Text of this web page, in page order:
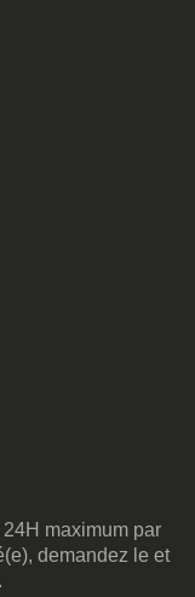
maximum par
demandez le et